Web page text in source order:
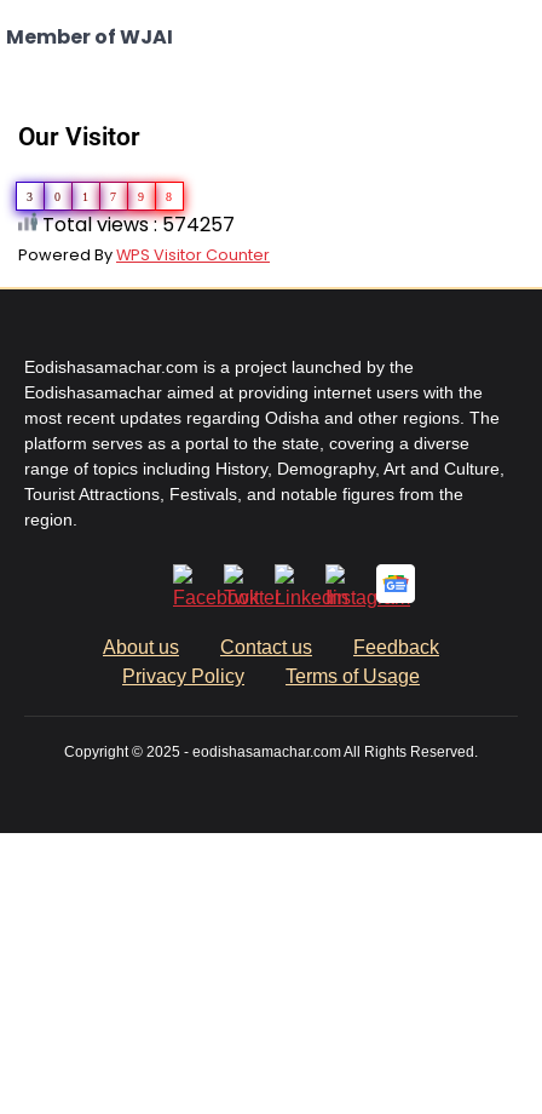
Member of WJAI
Our Visitor
3 0 1 7 9 8
Total views : 574257
Powered ByWPS Visitor Counter
Eodishasamachar.com is a project launched by the
Eodishasamachar aimed at providing internet users with the
most recent updates regarding Odisha and other regions. The
platform serves as a portal to the state, covering a diverse
range of topics including History, Demography, Art and Culture,
Tourist Attractions, Festivals, and notable figures from the
region.
About us Contact us
Feedback
Privacy Policy
Terms of Usage
Copyright © 2025 - eodishasamachar.com All Rights Reserved.